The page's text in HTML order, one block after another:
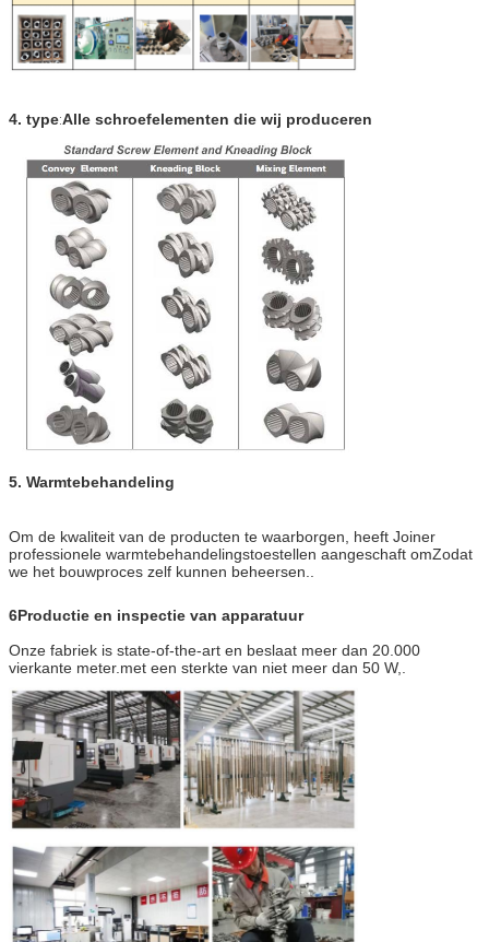
4. type:Alle schroefelementen die wij produceren
5. Warmtebehandeling
Om de kwaliteit van de producten te waarborgen, heeft Joiner
professionele warmtebehandelingstoestellen aangeschaft omZodat
we het bouwproces zelf kunnen beheersen..
6Productie en inspectie van apparatuur
Onze fabriek is state-of-the-art en beslaat meer dan 20.000
vierkante meter.met een sterkte van niet meer dan 50 W,.